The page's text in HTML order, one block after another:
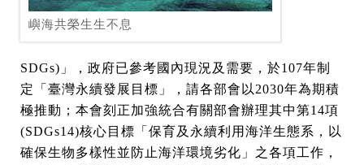
嶼海共榮生生不息
SDGs)」，政府已參考國內現況及需要，於107年制
定「臺灣永續發展目標」，請各部會以2030年為期積
極推動；本會刻正加強統合有關部會辦理其中第14項
(SDGs14)核心目標「保育及永續利用海洋生態系，以
確保生物多樣性並防止海洋環境劣化」之各項工作，